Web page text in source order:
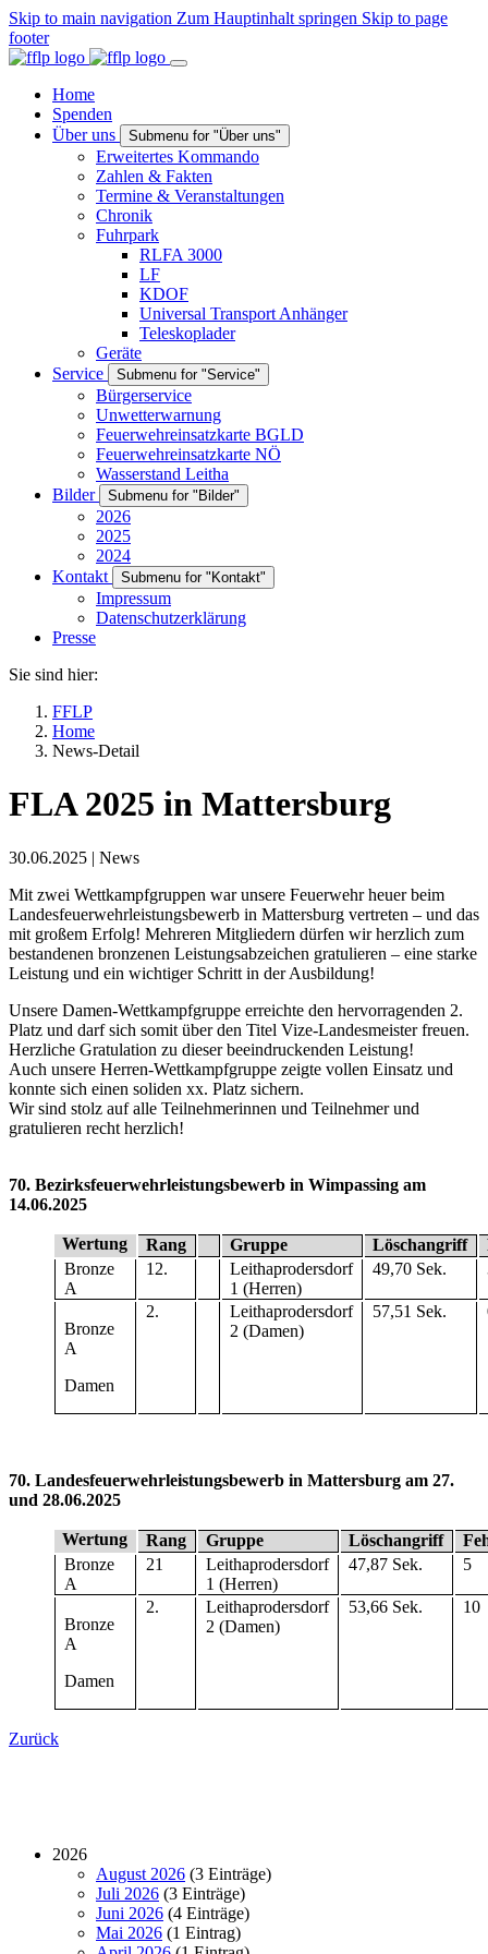
Skip to main navigation Zum Hauptinhalt springen Skip to page
footer
Home
Spenden
Über uns
Submenu for "Über uns"
Erweitertes Kommando
Zahlen & Fakten
Termine & Veranstaltungen
Chronik
Fuhrpark
RLFA 3000
LF
KDOF
Universal Transport Anhänger
Teleskoplader
Geräte
Service
Submenu for "Service"
Bürgerservice
Unwetterwarnung
Feuerwehreinsatzkarte BGLD
Feuerwehreinsatzkarte NÖ
Wasserstand Leitha
Bilder
Submenu for "Bilder"
2026
2025
2024
Kontakt
Submenu for "Kontakt"
Impressum
Datenschutzerklärung
Presse
Sie sind hier:
FFLP
Home
News-Detail
FLA 2025 in Mattersburg
30.06.2025 | News
Mit zwei Wettkampfgruppen war unsere Feuerwehr heuer beim
Landesfeuerwehrleistungsbewerb in Mattersburg vertreten – und das
mit großem Erfolg! Mehreren Mitgliedern dürfen wir herzlich zum
bestandenen bronzenen Leistungsabzeichen gratulieren – eine starke
Leistung und ein wichtiger Schritt in der Ausbildung!
Unsere Damen-Wettkampfgruppe erreichte den hervorragenden 2.
Platz und darf sich somit über den Titel Vize-Landesmeister freuen.
Herzliche Gratulation zu dieser beeindruckenden Leistung!
Auch unsere Herren-Wettkampfgruppe zeigte vollen Einsatz und
konnte sich einen soliden xx. Platz sichern.
Wir sind stolz auf alle Teilnehmerinnen und Teilnehmer und
gratulieren recht herzlich!
70. Bezirksfeuerwehrleistungsbewerb in Wimpassing am
14.06.2025
Wertung Rang Gruppe Löschangriff
Bronze
A
12.
Leithaprodersdorf
1 (Herren)
49,70 Sek.
Bronze
A
Damen
2.
Leithaprodersdorf
2 (Damen)
57,51 Sek.
70. Landesfeuerwehrleistungsbewerb in Mattersburg am 27.
und 28.06.2025
Wertung Rang Gruppe Löschangriff
Bronze
A
21
Leithaprodersdorf
1 (Herren)
47,87 Sek. 5
Bronze
A
Damen
2.
Leithaprodersdorf
2 (Damen)
53,66 Sek. 10
Zurück
2026
August 2026 (3 Einträge)
Juli 2026 (3 Einträge)
Juni 2026 (4 Einträge)
Mai 2026 (1 Eintrag)